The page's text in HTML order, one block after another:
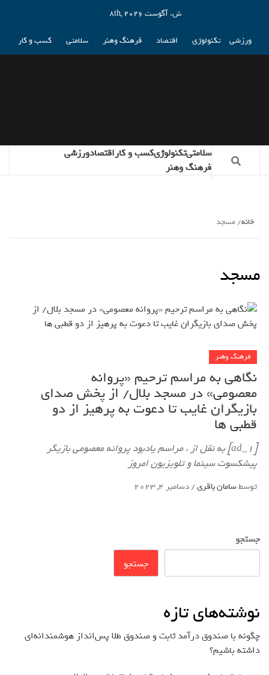
ش. آگوست 8th, 2026
ورزشی تکنولوژی اقتصاد فرهنگ وهنر سلامتی کسب و کار
سلامتیتکنولوژیکسب و کاراقتصادورزشی
فرهنگ وهنر
خانه مسجد
مسجد
فرهنگ وهنر
نگاهی به مراسم ترحیم «پروانه
معصومی» در مسجد بلال/ از پخش صدای
بازیگران غایب تا دعوت به پرهیز از دو
قطبی ها
[ad_1] به نقل از ، مراسم یادبود پروانه معصومی بازیگر
پیشکسوت سینما و تلویزیون امروز
توسطسامان باقری/دسامبر 4, 2023
جستجو
جستجو
نوشته‌های تازه
چگونه با صندوق درآمد ثابت و صندوق طلا پس‌انداز هوشمندانه‌ای
داشته باشیم؟